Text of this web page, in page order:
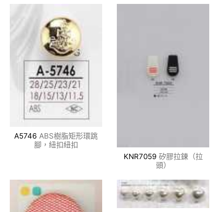
A5746 ABS樹脂矩形環跳
腳，紐扣紐扣
KNR7059 矽膠拉鍊（拉
頭）